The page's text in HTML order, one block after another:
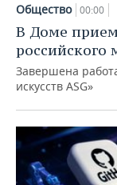
Общество 00:00
В Доме
российского
Завершена
искусств ASG»